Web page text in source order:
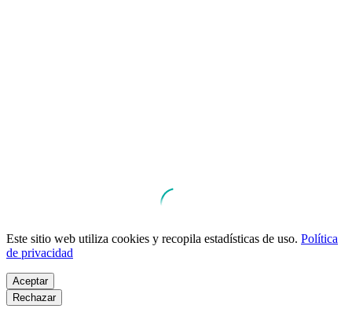
Este sitio web utiliza cookies y recopila estadísticas de uso. Política
de privacidad